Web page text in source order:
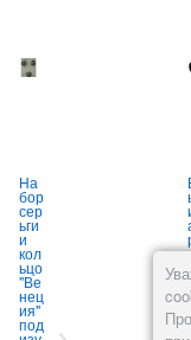
На
бор
сер
ьги
и
кол
ьцо
"Ве
нец
ия"
под